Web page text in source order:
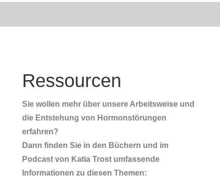
Ressourcen
Sie wollen mehr über unsere Arbeitsweise und
die Entstehung von Hormonstörungen
erfahren?
Dann finden Sie in den Büchern und im
Podcast von Katia Trost umfassende
Informationen zu diesen Themen: